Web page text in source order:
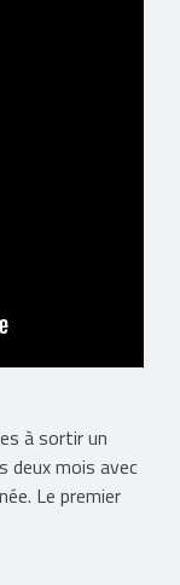
à sortir un
deux mois avec
Le premier